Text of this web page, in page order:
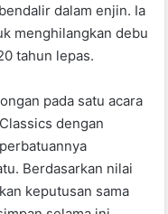
dalam enjin. Ia
menghilangkan debu
tahun lepas.
pada satu acara
dengan
Berdasarkan nilai
keputusan sama